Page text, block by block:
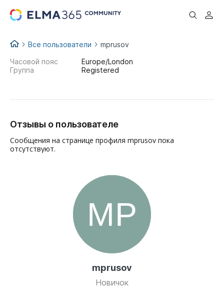
...
Все пользователи mprusov
mprusov
Новичок
Часовой пояс
Europe/London
Группа
Registered
Отзывы о пользователе
Сообщения на странице профиля mprusov пока
отсутствуют.